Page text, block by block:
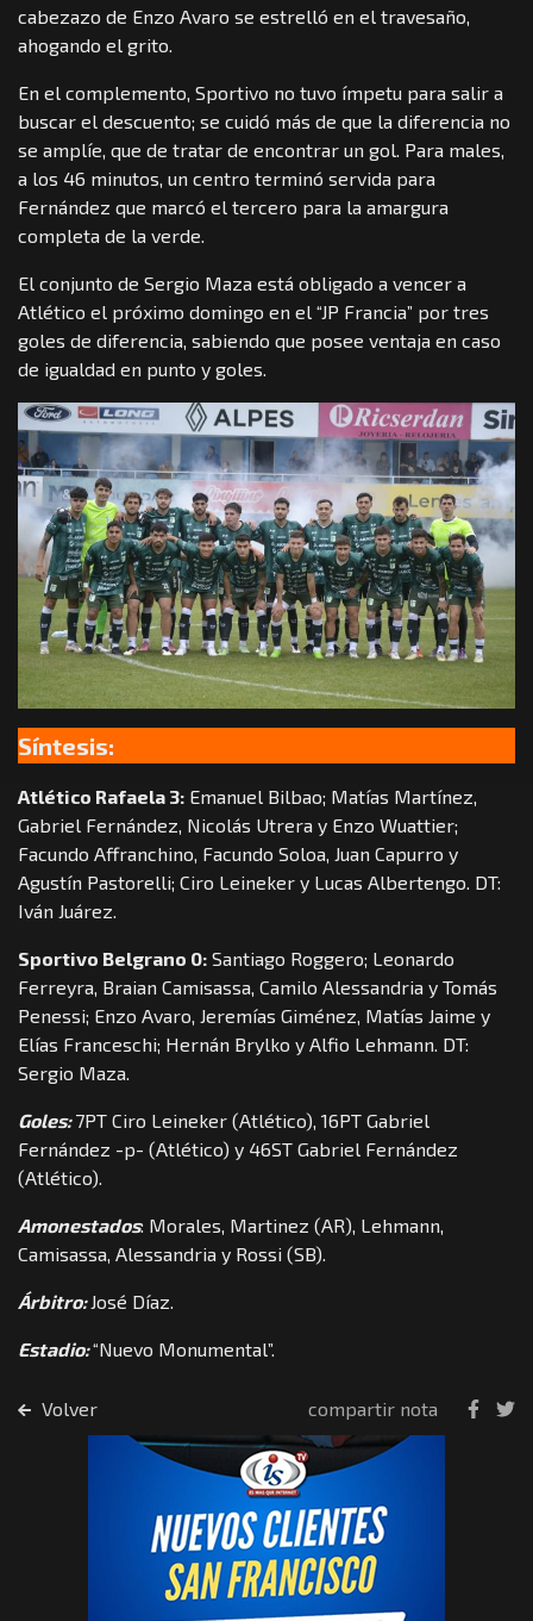
cabezazo de Enzo Avaro se estrelló en el travesaño,
ahogando el grito.
En el complemento, Sportivo no tuvo ímpetu para salir a
buscar el descuento; se cuidó más de que la diferencia no
se amplíe, que de tratar de encontrar un gol. Para males,
a los 46 minutos, un centro terminó servida para
Fernández que marcó el tercero para la amargura
completa de la verde.
El conjunto de Sergio Maza está obligado a vencer a
Atlético el próximo domingo en el “JP Francia” por tres
goles de diferencia, sabiendo que posee ventaja en caso
de igualdad en punto y goles.
Síntesis:
Atlético Rafaela 3: Emanuel Bilbao; Matías Martínez,
Gabriel Fernández, Nicolás Utrera y Enzo Wuattier;
Facundo Affranchino, Facundo Soloa, Juan Capurro y
Agustín Pastorelli; Ciro Leineker y Lucas Albertengo. DT:
Iván Juárez.
Sportivo Belgrano 0: Santiago Roggero; Leonardo
Ferreyra, Braian Camisassa, Camilo Alessandria y Tomás
Penessi; Enzo Avaro, Jeremías Giménez, Matías Jaime y
Elías Franceschi; Hernán Brylko y Alfio Lehmann. DT:
Sergio Maza.
Goles:7PT Ciro Leineker (Atlético), 16PT Gabriel
Fernández -p- (Atlético) y 46ST Gabriel Fernández
(Atlético).
Amonestados: Morales, Martinez (AR), Lehmann,
Camisassa, Alessandria y Rossi (SB).
Árbitro:José Díaz.
Estadio:“Nuevo Monumental”.
Volver compartir nota